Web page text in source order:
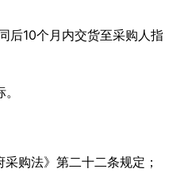
后10个月内交货至采购人指
购法》第二十二条规定；